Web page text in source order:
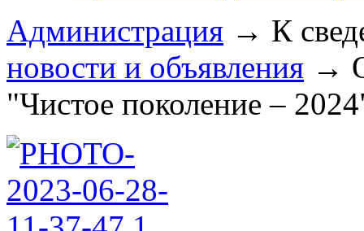
Администрация → К
новости и объявления →
"Чистое поколение –